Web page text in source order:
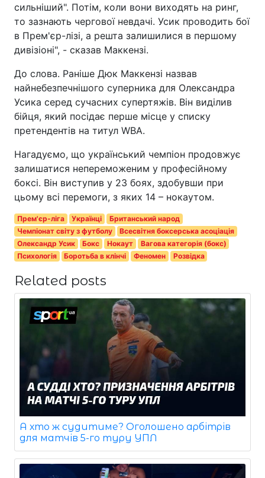
сильніший". Потім, коли вони виходять на ринг,
то зазнають чергової невдачі. Усик проводить бої
в Прем'єр-лізі, а решта залишилися в першому
дивізіоні", - сказав Маккензі.
До слова. Раніше Дюк Маккензі назвав
найнебезпечнішого суперника для Олександра
Усика серед сучасних супертяжів. Він виділив
бійця, який посідає перше місце у списку
претендентів на титул WBA.
Нагадуємо, що український чемпіон продовжує
залишатися непереможеним у професійному
боксі. Він виступив у 23 боях, здобувши при
цьому всі перемоги, з яких 14 – нокаутом.
Прем'єр-ліга Українці
Британський народ
Чемпіонат світу з футболу
Всесвітня боксерська асоціація
Олександр Усик
Бокс Нокаут
Вагова категорія (бокс)
Психологія
Боротьба в клінчі Феномен Розвідка
Related posts
А хто ж судитиме? Оголошено арбітрів
для матчів 5-го туру УПЛ